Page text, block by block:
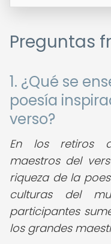
Preguntas
1. ¿Qué se
poesía
verso?
En los retiros
maestros del
riqueza de la
culturas del
participantes
los grandes